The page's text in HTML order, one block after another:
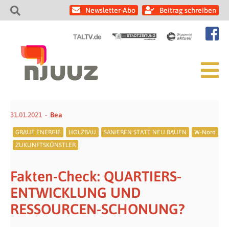
Newsletter-Abo Beitrag schreiben
31.01.2021 Bea
GRAUE ENERGIE HOLZBAU SANIEREN STATT NEU BAUEN
W-Nord
ZUKUNFTSKÜNSTLER
Fakten-Check: QUARTIERS-
ENTWICKLUNG UND
RESSOURCEN-SCHONUNG?